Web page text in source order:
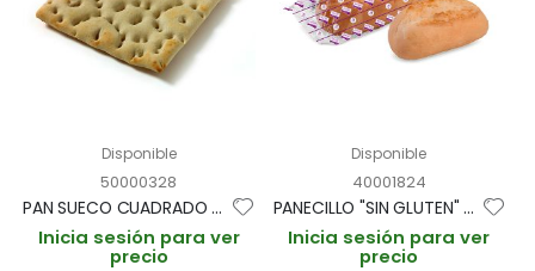
Disponible
50000328
PAN SUECO CUADRADO CENTENO 30gr / 11x11cm (CAJA 150und)
Inicia sesión para ver
precio
Disponible
40001824
PANECILLO "SIN GLUTEN" 50gr (30und)
Inicia sesión para ver
precio